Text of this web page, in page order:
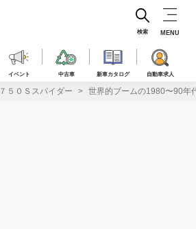
イベント 中古車 新車カタログ 自動車求人
検索 MENU
７５０Ｓスパイダー 世界的ブームの1980〜90年